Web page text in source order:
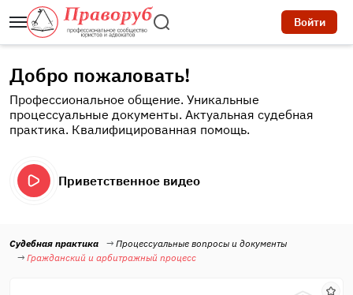
Войти
Добро пожаловать!
Профессиональное общение. Уникальные
процессуальные документы. Актуальная судебная
практика. Квалифицированная помощь.
Приветственное видео
Судебная практика
Процессуальные вопросы и документы
Гражданский и арбитражный процесс